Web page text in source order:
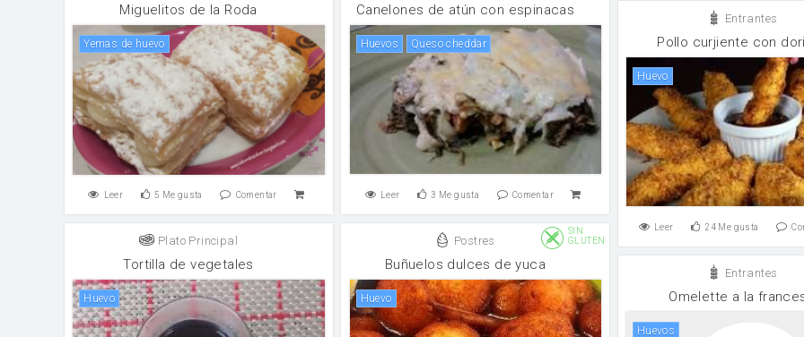
Miguelitos de la Roda
yemas de huevo
Leer 5 Me gusta Comentar
Canelones de atún con espinacas
huevos queso cheddar
Leer 3 Me gusta Comentar
Entrantes
Pollo curjiente con
huevo
Leer 24Me gusta
Plato Principal
Tortilla de vegetales
huevo
Postres
SIN
GLUTEN
Buñuelos dulces de yuca
huevo
Entrantes
Omelette a la
huevos